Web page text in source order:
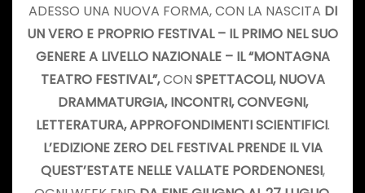
ADESSO UNA NUOVA FORMA, CON LA NASCITA DI
UN VERO E PROPRIO FESTIVAL – IL PRIMO NEL SUO
GENERE A LIVELLO NAZIONALE – IL “MONTAGNA
TEATRO FESTIVAL”,CON SPETTACOLI, NUOVA
DRAMMATURGIA, INCONTRI, CONVEGNI,
LETTERATURA, APPROFONDIMENTI SCIENTIFICI.
L’EDIZIONE ZERO DEL FESTIVAL PRENDE IL VIA
QUEST’ESTATE NELLE VALLATE PORDENONESI,